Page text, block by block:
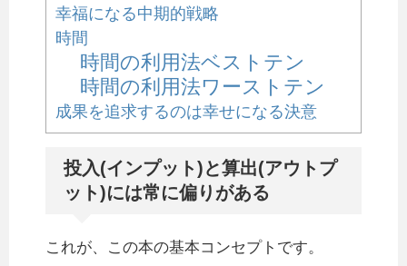
幸福になる中期的戦略
時間
時間の利用法ベストテン
時間の利用法ワーストテン
成果を追求するのは幸せになる決意
投入(インプット)と算出(アウトプ
ット)には常に偏りがある
これが、この本の基本コンセプトです。